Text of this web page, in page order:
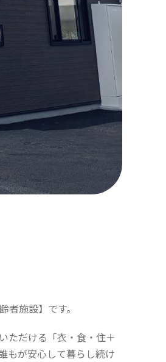
者施設】です。
ただける「衣・食・住＋
もが安心して暮らし続け